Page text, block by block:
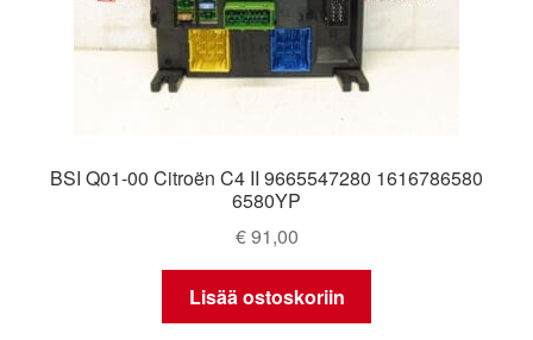
BSI Q01-00 Citroën C4 II 9665547280 1616786580
6580YP
€91,00
Lisää ostoskoriin